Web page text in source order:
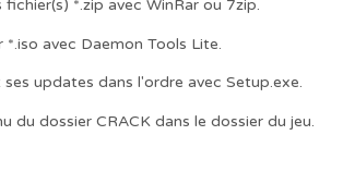
fichier(s) *.zip avec WinRar ou 7zip.
avec Daemon Tools Lite.
updates dans l'ordre avec Setup.exe.
du dossier CRACK dans le dossier du jeu.